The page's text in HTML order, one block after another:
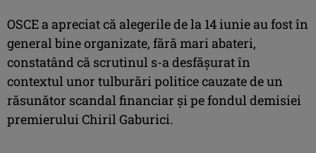
OSCE a apreciat că alegerile de la 14 iunie au fost în
general bine organizate, fără mari abateri,
constatând că scrutinul s-a desfăşurat în
contextul unor tulburări politice cauzate de un
răsunător scandal financiar şi pe fondul demisiei
premierului Chiril Gaburici.